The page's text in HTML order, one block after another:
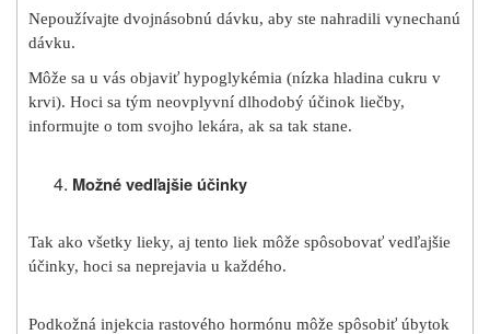
Nepoužívajte dvojnásobnú dávku, aby ste nahradili vynechanú
dávku.
Môže sa u vás objaviť hypoglykémia (nízka hladina cukru v
krvi). Hoci sa tým neovplyvní dlhodobý účinok liečby,
informujte o tom svojho lekára, ak sa tak stane.
Možné vedľajšie účinky
Tak ako všetky lieky, aj tento liek môže spôsobovať vedľajšie
účinky, hoci sa neprejavia u každého.
Podkožná injekcia rastového hormónu môže spôsobiť úbytok